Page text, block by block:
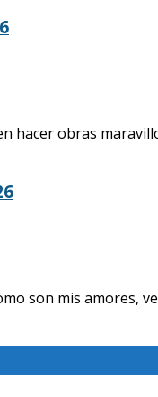
hacer obras
son mis amores,